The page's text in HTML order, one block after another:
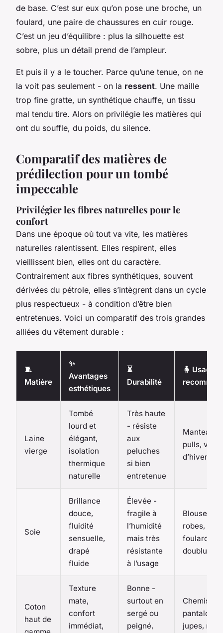
de base. C’est sur eux qu’on pose une broche, un
foulard, une paire de chaussures en cuir rouge.
C’est un jeu d’équilibre : plus la silhouette est
sobre, plus un détail prend de l’ampleur.
Et puis il y a le toucher. Parce qu’une tenue, on ne
la voit pas seulement - on la ressent. Une maille
trop fine gratte, un synthétique chauffe, un tissu
mal tendu tire. Alors on privilégie les matières qui
ont du souffle, du poids, du silence.
Comparatif des matières de
prédilection pour un tombé
impeccable
Privilégier les fibres naturelles pour le
confort
Dans une époque où tout va vite, les matières
naturelles ralentissent. Elles respirent, elles
vieillissent bien, elles ont du caractère.
Contrairement aux fibres synthétiques, souvent
dérivées du pétrole, elles s’intègrent dans un cycle
plus respectueux - à condition d’être bien
entretenues. Voici un comparatif des trois grandes
alliées du vêtement durable :
🧵
Matière
✨
Avantages
esthétiques
⏳
Durabilité
🧍 Usage
Laine
vierge
Tombé
lourd et
élégant,
isolation
thermique
naturelle
Très haute
- résiste
aux
peluches
si bien
entretenue
Manteaux,
pulls,
d’hiver
Soie
Brillance
douce,
fluidité
sensuelle,
drapé
fluide
Élevée -
fragile à
l’humidité
mais très
résistante
à l’usage
Blouses,
robes,
foulards,
doublures
Coton
haut de
Texture
mate,
confort
immédiat,
Bonne -
surtout en
sergé ou
peigné,
Chemises,
pantalons,
jupes,